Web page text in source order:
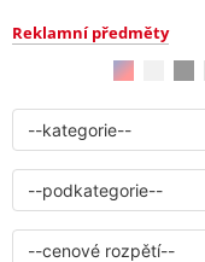
Reklamní předměty